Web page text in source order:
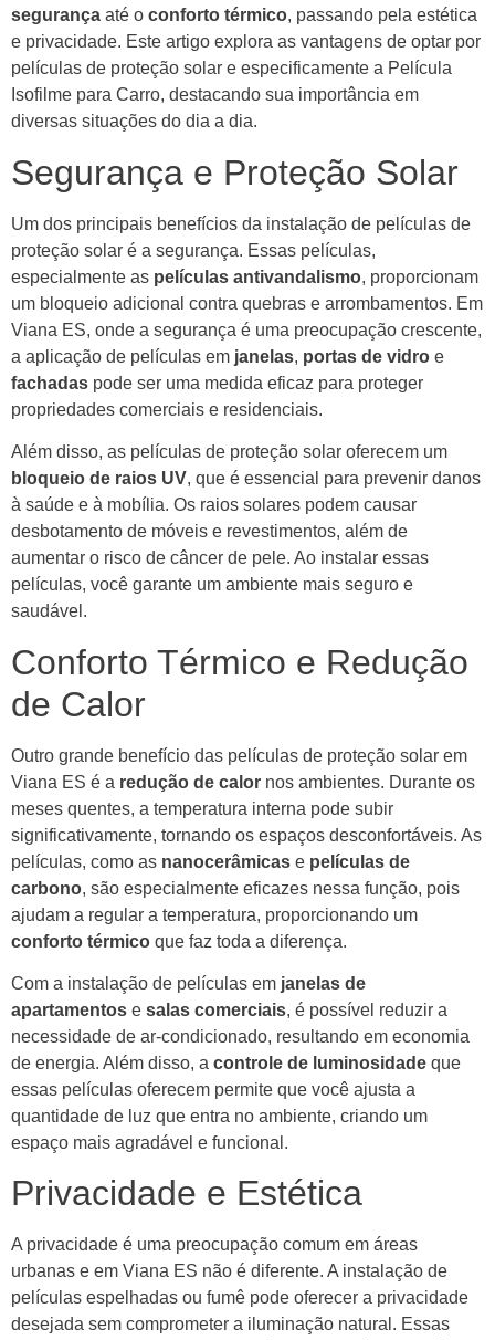
segurança até o conforto térmico, passando pela estética
e privacidade. Este artigo explora as vantagens de optar por
películas de proteção solar e especificamente a Película
Isofilme para Carro, destacando sua importância em
diversas situações do dia a dia.
Segurança e Proteção Solar
Um dos principais benefícios da instalação de películas de
proteção solar é a segurança. Essas películas,
especialmente as películas antivandalismo, proporcionam
um bloqueio adicional contra quebras e arrombamentos. Em
Viana ES, onde a segurança é uma preocupação crescente,
a aplicação de películas em janelas, portas de vidro e
fachadas pode ser uma medida eficaz para proteger
propriedades comerciais e residenciais.
Além disso, as películas de proteção solar oferecem um
bloqueio de raios UV, que é essencial para prevenir danos
à saúde e à mobília. Os raios solares podem causar
desbotamento de móveis e revestimentos, além de
aumentar o risco de câncer de pele. Ao instalar essas
películas, você garante um ambiente mais seguro e
saudável.
Conforto Térmico e Redução
de Calor
Outro grande benefício das películas de proteção solar em
Viana ES é a redução de calor nos ambientes. Durante os
meses quentes, a temperatura interna pode subir
significativamente, tornando os espaços desconfortáveis. As
películas, como as nanocerâmicas e películas de
carbono, são especialmente eficazes nessa função, pois
ajudam a regular a temperatura, proporcionando um
conforto térmico que faz toda a diferença.
Com a instalação de películas em janelas de
apartamentos e salas comerciais, é possível reduzir a
necessidade de ar-condicionado, resultando em economia
de energia. Além disso, a controle de luminosidade que
essas películas oferecem permite que você ajusta a
quantidade de luz que entra no ambiente, criando um
espaço mais agradável e funcional.
Privacidade e Estética
A privacidade é uma preocupação comum em áreas
urbanas e em Viana ES não é diferente. A instalação de
películas espelhadas ou fumê pode oferecer a privacidade
desejada sem comprometer a iluminação natural. Essas